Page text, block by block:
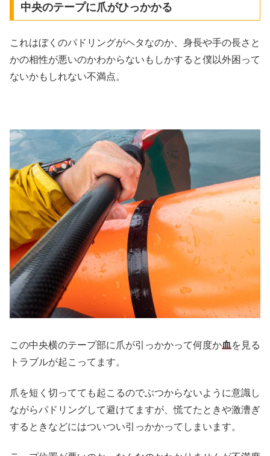
中央のテープに爪がひっかかる
これはぼくのパドリングがヘタなのか、身長や手の長さと
かの相性が悪いのかわからないもしかすると僕以外困って
ないかもしれない不満点。
この中央横のテープ部に爪が引っかかって何度か血を見る
トラブルが起こってます。
爪を短く切ってても起こるのでぶつからないように意識し
ながらパドリングして避けてますが、慌てたときや激漕ぎ
するときなどにはついつい引っかかってしまいます。